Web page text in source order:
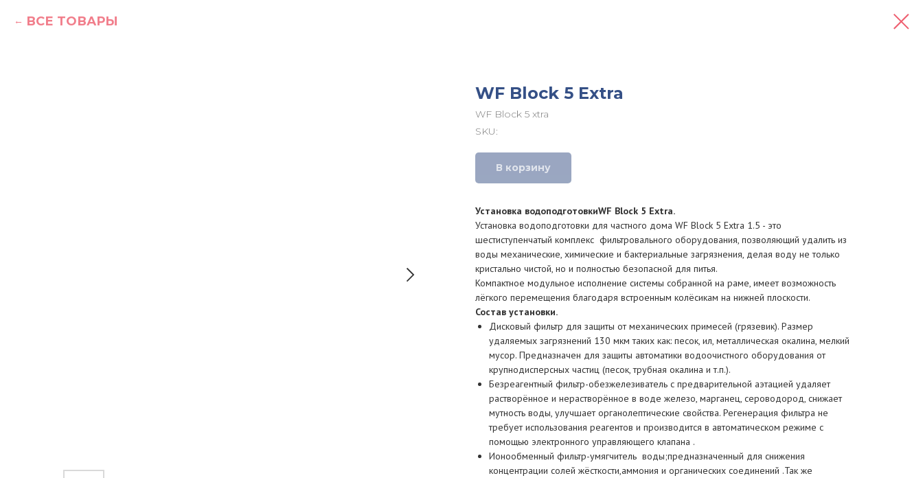
ВСЕ ТОВАРЫ
WF Block 5 Extra
WF Block 5 xtra
SKU:
В корзину
Установка водоподготовкиWF Block 5 Extra.
Установка водоподготовки для частного дома WF Block 5 Extra 1.5 - это
шестиступенчатый комплекс фильтровального оборудования, позволяющий удалить из
воды механические, химические и бактериальные загрязнения, делая воду не только
кристально чистой, но и полностью безопасной для питья.
Компактное модульное исполнение системы собранной на раме, имеет возможность
лёгкого перемещения благодаря встроенным колёсикам на нижней плоскости.
Состав установки.
Дисковый фильтр для защиты от механических примесей (грязевик). Размер
удаляемых загрязнений 130 мкм таких как: песок, ил, металлическая окалина, мелкий
мусор. Предназначен для защиты автоматики водоочистного оборудования от
крупнодисперсных частиц (песок, трубная окалина и т.п.).
Безреагентный фильтр-обезжелезиватель с предварительной аэтацией удаляет
растворённое и нерастворённое в воде железо, марганец, сероводород, снижает
мутность воды, улучшает органолептические свойства. Регенерация фильтра не
требует использования реагентов и производится в автоматическом режиме с
помощью электронного управляющего клапана .
Ионообменный фильтр-умягчитель воды;предназначенный для снижения
концентрации солей жёсткости,аммония и органических соединений .Так же